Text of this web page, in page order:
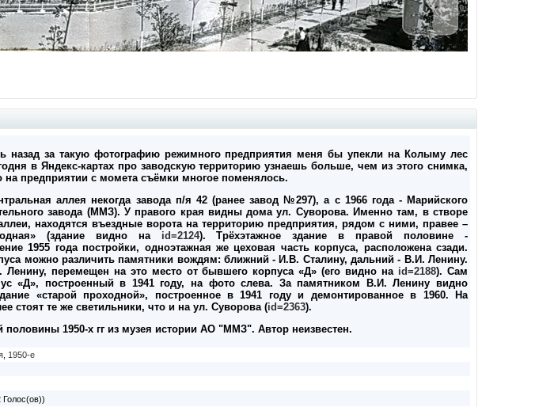
назад за такую фотографию режимного предприятия меня бы упекли на Колыму лес
в Яндекс-картах про заводскую территорию узнаешь больше, чем из этого снимка,
на предприятии с момета съёмки многое поменялось.
аллея некогда завода п/я 42 (ранее завод №297), а с 1966 года - Марийского
завода (ММЗ). У правого края видны дома ул. Суворова. Именно там, в створе
находятся въездные ворота на территорию предприятия, рядом с ними, правее –
(здание видно на id=2124). Трёхэтажное здание в правой половине -
1955 года постройки, одноэтажная же цеховая часть корпуса, расположена сзади.
можно различить памятники вождям: ближний - И.В. Сталину, дальний - В.И. Ленину.
Ленину, перемещен на это место от бывшего корпуса «Д» (его видно на id=2188). Сам
«Д», построенный в 1941 году, на фото слева. За памятником В.И. Ленину видно
«старой проходной», построенное в 1941 году и демонтированное в 1960. На
стоят те же светильники, что и на ул. Суворова (id=2363).
половины 1950-х гг из музея истории АО "ММЗ". Автор неизвестен.
1950-е
Голос(ов))